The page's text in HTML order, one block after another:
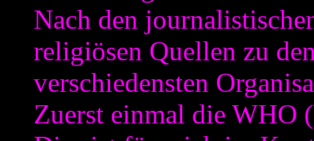
Nach den
religiösen Quellen zu
verschiedensten
Zuerst einmal die WHO